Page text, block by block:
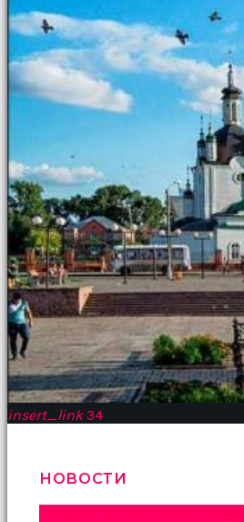
insert_link 34
НОВОСТИ
Радио ИСКАТЕЛЬ